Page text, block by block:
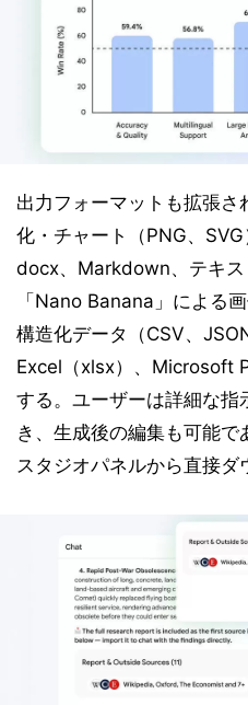
出力フォーマットも拡張
化・チャート（PNG、SVG
docx、Markdown、テキス
「Nano Banana」による
構造化データ（CSV、
Excel（xlsx）、Microsoft
する。ユーザーは詳細な
き、生成後の編集も可能
スタジオパネルから直接ダ